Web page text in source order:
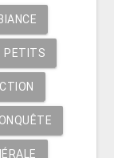
PETITS